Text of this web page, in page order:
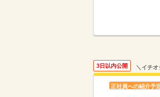
3日以内公開 ＼イチ
正社員への紹介予